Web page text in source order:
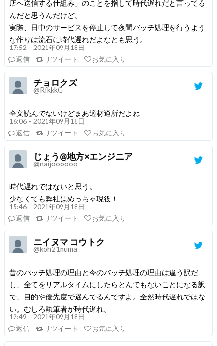
店へ送信する仕組み」のことを指して時代遅れだと言ってる
んだと思うんだけど。
実際、日中のサービスを停止して夜間バッチ処理を行うよう
な作りは流石に時代遅れだよなとも思う。
17:52 – 2021年09月18日
返信
リツイート お気に入り
チョロクズ
@RfkkkG
全文読んでないけどまあ適材適所だよね
16:06 – 2021年09月18日
返信
リツイート お気に入り
じょう@地方×エンジニア
@naijoooooo
時代遅れではないと思う。
少なくても弊社はめっちゃ現役！
15:46 – 2021年09月18日
返信
リツイート お気に入り
ニイヌマ コウトク
@koh21numa
昔のバッチ処理の理由と今のバッチ処理の理由は違う訳だ
し、全てをリアルタイムにしたらとんでもないことになる訳
で、目的や優先度で選んでるんですよ。全然時代遅れではな
い。むしろ執筆者が時代遅れ。
12:49 – 2021年09月18日
返信
リツイート お気に入り